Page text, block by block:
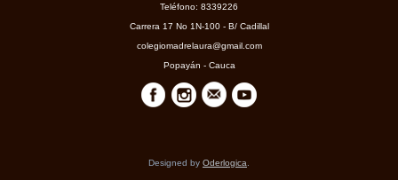
Teléfono: 8339226
Carrera 17 No 1N-100 - B/ Cadillal
colegiomadrelaura@gmail.com
Popayán - Cauca
Designed by Oderlogica